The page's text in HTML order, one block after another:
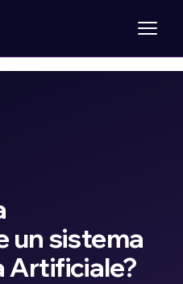
un sistema
Artificiale?